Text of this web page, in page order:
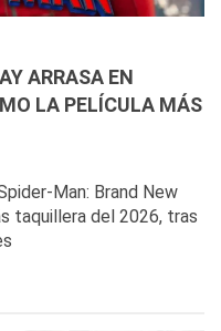
ARRASA EN
LA PELÍCULA MÁS
Man: Brand New
taquillera del 2026, tras